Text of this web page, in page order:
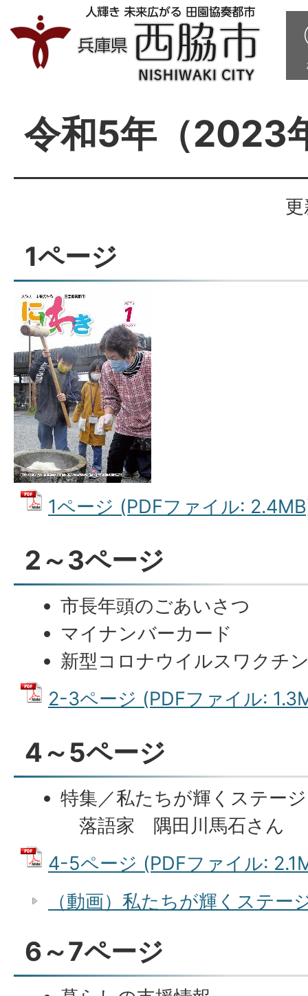
令和5年（2023
1ページ
1ページ (PDFファイル:
2～3ページ
市長年頭のごあいさつ
マイナンバーカード
新型コロナウイルスワクチ
2-3ページ (PDFファイル:
4～5ページ
特集／私たちが輝くステー
落語家 隅田川馬石さん
4-5ページ (PDFファイル:
（動画）私たちが輝くステー
6～7ページ